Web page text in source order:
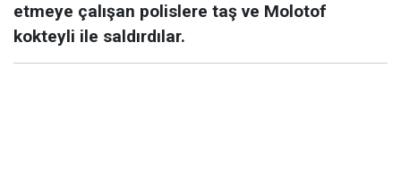
etmeye çalışan polislere taş ve Molotof
kokteyli ile saldırdılar.